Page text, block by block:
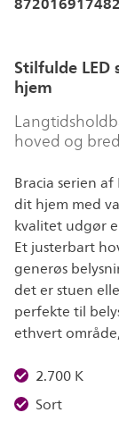
Stilfulde
hjem
hoved og
Bracia serien
dit hjem med
kvalitet udgør
Et justerbart
generøs
det er stuen
perfekte til
ethvert
2.700 K
Sort